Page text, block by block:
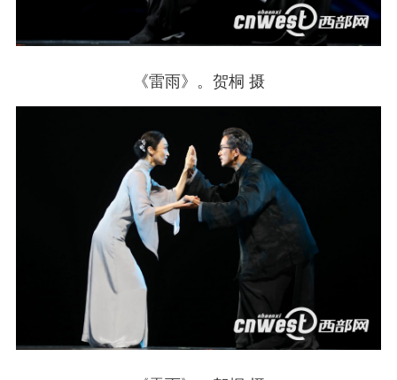
《雷雨》。贺桐 摄